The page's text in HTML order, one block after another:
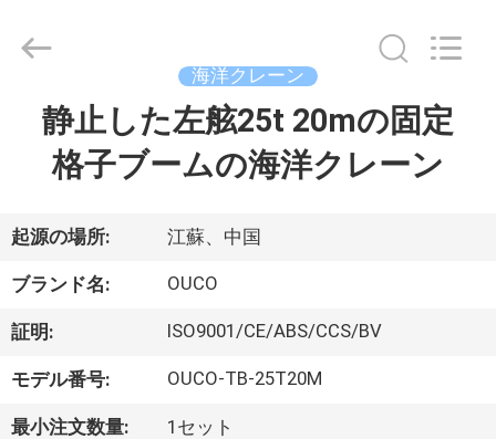
製
品
ビ
デ
2020
INTERNATIONAL
海洋クレーン
静止した左舷25t 20mの固定
格子ブームの海洋クレーン
起源の場所: 江蘇、中国
ブランド名: OUCO
証明: ISO9001/CE/ABS/CCS/BV
モデル番号: OUCO-TB-25T20M
最小注文数量: 1セット